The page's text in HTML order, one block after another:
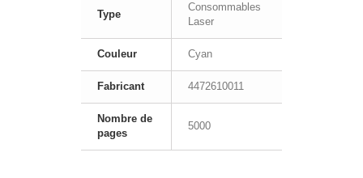
Type
Consommables
Laser
Couleur Cyan
Fabricant 4472610011
Nombre de
pages
5000